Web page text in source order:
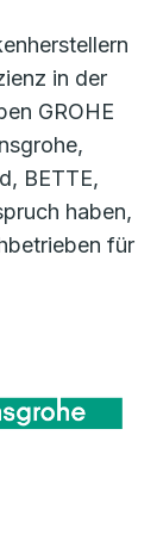
in der
GROHE
BETTE,
haben,
für